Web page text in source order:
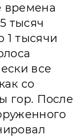
времена
тысяч
1 тысячи
все
со
гор. После